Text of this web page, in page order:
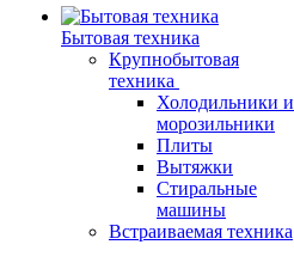
Бытовая техника
Крупнобытовая
техника
Холодильники и
морозильники
Плиты
Вытяжки
Стиральные
машины
Встраиваемая техника